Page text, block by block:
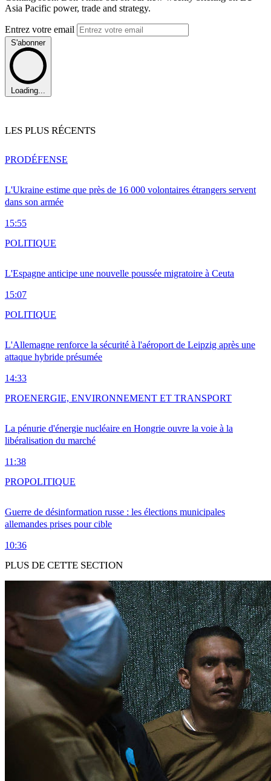
Asia Pacific power, trade and strategy.
Entrez votre email
S'abonner
Loading...
LES PLUS RÉCENTS
L'Ukraine estime que près de 16 000 volontaires étrangers servent
dans son armée
15:55
PRODÉFENSE
L'Espagne anticipe une nouvelle poussée migratoire à Ceuta
15:07
POLITIQUE
L'Allemagne renforce la sécurité à l'aéroport de Leipzig après une
attaque hybride présumée
14:33
POLITIQUE
La pénurie d'énergie nucléaire en Hongrie ouvre la voie à la
libéralisation du marché
11:38
PROENERGIE, ENVIRONNEMENT ET TRANSPORT
Guerre de désinformation russe : les élections municipales
allemandes prises pour cible
10:36
PROPOLITIQUE
PLUS DE CETTE SECTION